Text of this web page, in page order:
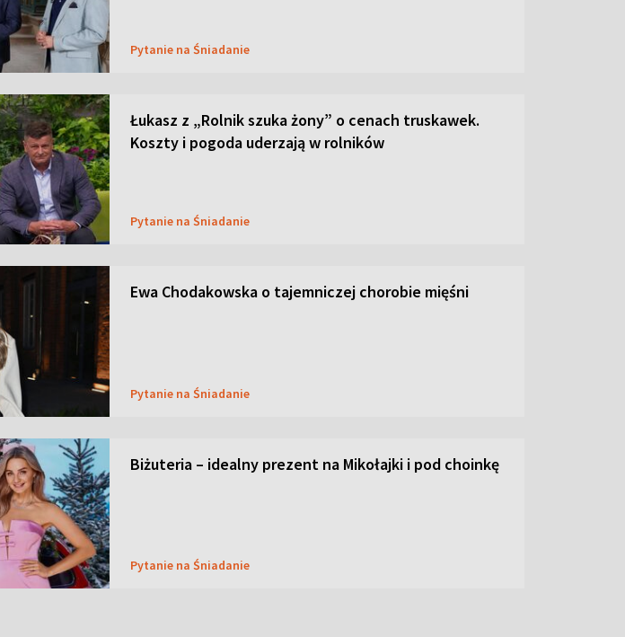
Pytanie na Śniadanie
Łukasz z „Rolnik szuka żony” o cenach truskawek.
Koszty i pogoda uderzają w rolników
Pytanie na Śniadanie
Ewa Chodakowska o tajemniczej chorobie mięśni
Pytanie na Śniadanie
Biżuteria – idealny prezent na Mikołajki i pod choinkę
Pytanie na Śniadanie